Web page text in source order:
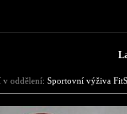
v oddělení: Sportovní výživa